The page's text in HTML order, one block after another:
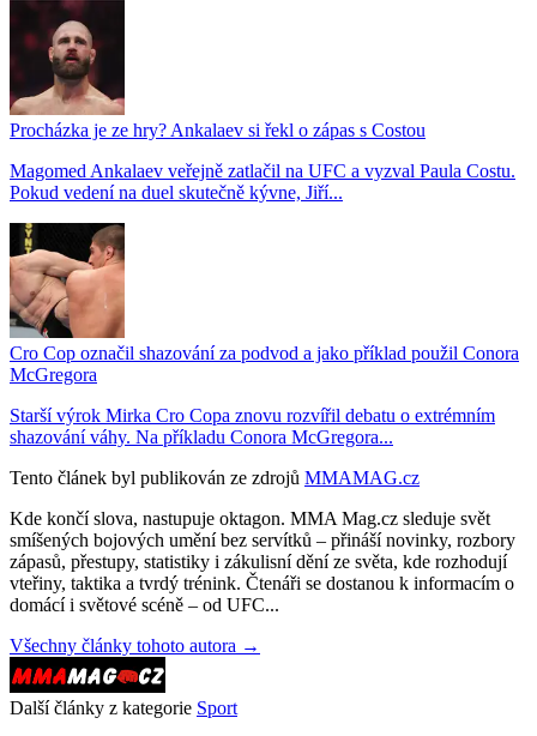
Procházka je ze hry? Ankalaev si řekl o zápas s Costou
Magomed Ankalaev veřejně zatlačil na UFC a vyzval Paula Costu.
Pokud vedení na duel skutečně kývne, Jiří...
Cro Cop označil shazování za podvod a jako příklad použil Conora
McGregora
Starší výrok Mirka Cro Copa znovu rozvířil debatu o extrémním
shazování váhy. Na příkladu Conora McGregora...
Tento článek byl publikován ze zdrojů MMAMAG.cz
Kde končí slova, nastupuje oktagon. MMA Mag.cz sleduje svět
smíšených bojových umění bez servítků – přináší novinky, rozbory
zápasů, přestupy, statistiky i zákulisní dění ze světa, kde rozhodují
vteřiny, taktika a tvrdý trénink. Čtenáři se dostanou k informacím o
domácí i světové scéně – od UFC...
Všechny články tohoto autora →
Další články z kategorie Sport